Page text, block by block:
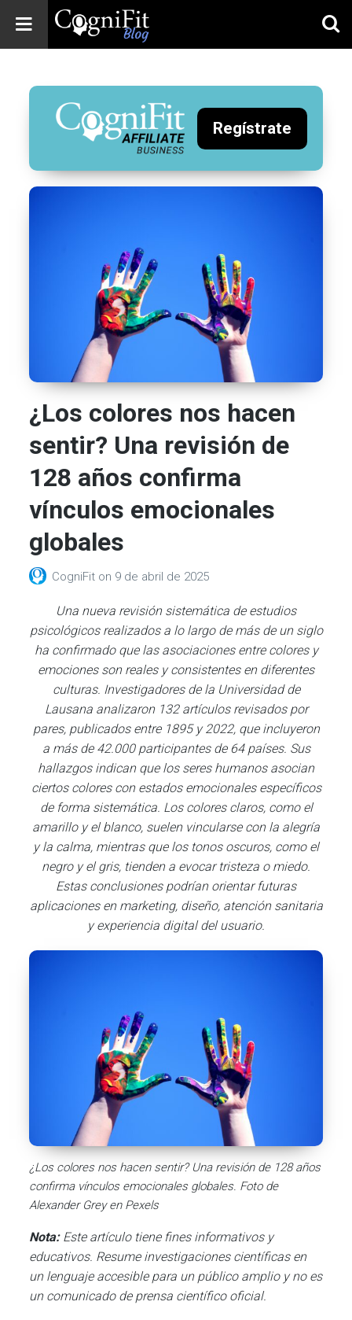
Blog: Brain
Health
News
Brain Training,
Mental Health, and
Wellness
Regístrate
¿Los colores nos hacen
sentir? Una revisión de
128 años confirma
vínculos emocionales
globales
CogniFit on 9 de abril de 2025
Una nueva revisión sistemática de estudios
psicológicos realizados a lo largo de más de un siglo
ha confirmado que las asociaciones entre colores y
emociones son reales y consistentes en diferentes
culturas. Investigadores de la Universidad de
Lausana analizaron 132 artículos revisados por
pares, publicados entre 1895 y 2022, que incluyeron
a más de 42.000 participantes de 64 países. Sus
hallazgos indican que los seres humanos asocian
ciertos colores con estados emocionales específicos
de forma sistemática. Los colores claros, como el
amarillo y el blanco, suelen vincularse con la alegría
y la calma, mientras que los tonos oscuros, como el
negro y el gris, tienden a evocar tristeza o miedo.
Estas conclusiones podrían orientar futuras
aplicaciones en marketing, diseño, atención sanitaria
y experiencia digital del usuario.
¿Los colores nos hacen sentir? Una revisión de 128 años
confirma vínculos emocionales globales. Foto de
Alexander Grey en Pexels
Nota:Este artículo tiene fines informativos y
educativos. Resume investigaciones científicas en
un lenguaje accesible para un público amplio y no es
un comunicado de prensa científico oficial.